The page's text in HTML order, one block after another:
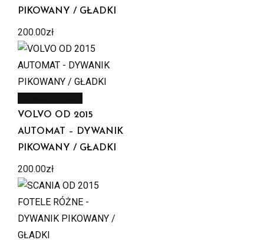
PIKOWANY / GŁADKI
200.00zł
VOLVO OD 2015
AUTOMAT – DYWANIK
PIKOWANY / GŁADKI
200.00zł